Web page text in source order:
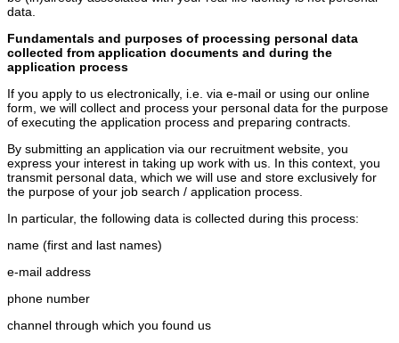
data.
Fundamentals and purposes of processing personal data
collected from application documents and during the
application process
If you apply to us electronically, i.e. via e-mail or using our online
form, we will collect and process your personal data for the purpose
of executing the application process and preparing contracts.
By submitting an application via our recruitment website, you
express your interest in taking up work with us. In this context, you
transmit personal data, which we will use and store exclusively for
the purpose of your job search / application process.
In particular, the following data is collected during this process:
name (first and last names)
e-mail address
phone number
channel through which you found us